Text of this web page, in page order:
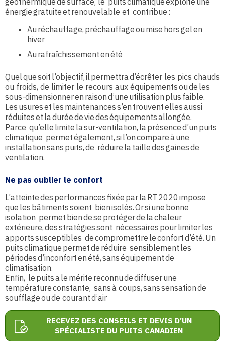
énergie gratuite et renouvelable et contribue :
Au réchauffage, préchauffage ou mise hors gel en
hiver
Au rafraîchissement en été
Quel que soit l’objectif, il permettra d’écrêter les pics chauds
ou froids, de limiter le recours aux équipements ou de les
sous-dimensionner en raison d’une utilisation plus faible.
Les usures et les maintenances s’en trouvent elles aussi
réduites et la durée de vie des équipements allongée.
Parce qu’elle limite la sur-ventilation, la présence d’un puits
climatique permet également, si l’on compare à une
installation sans puits, de réduire la taille des gaines de
ventilation.
Ne pas oublier le confort
L’atteinte des performances fixée par la RT 2020 impose
que les bâtiments soient bien isolés. Or si une bonne
isolation permet bien de se protéger de la chaleur
extérieure, des stratégies sont nécessaires pour limiter les
apports susceptibles de compromettre le confort d’été. Un
puits climatique permet de réduire sensiblement les
périodes d’inconfort en été, sans équipement de
climatisation.
Enfin, le puits a le mérite reconnu de diffuser une
température constante, sans à coups, sans sensation de
soufflage ou de courant d’air
RECEVEZ DES CONSEILS ET DEVIS D’UN
SPÉCIALISTE DU PUITS CANADIEN